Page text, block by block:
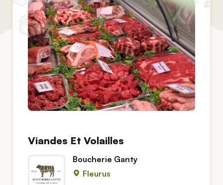
Viandes Et Volailles
Boucherie Ganty
Fleurus